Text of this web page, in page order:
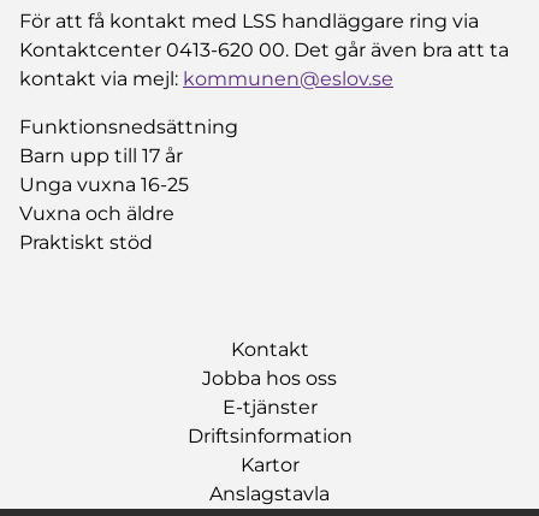
För att få kontakt med LSS handläggare ring via
Kontaktcenter 0413-620 00. Det går även bra att ta
kontakt via mejl: kommunen@eslov.se
Funktionsnedsättning
Barn upp till 17 år
Unga vuxna 16-25
Vuxna och äldre
Praktiskt stöd
Kontakt
Jobba hos oss
E-tjänster
Driftsinformation
Kartor
Anslagstavla